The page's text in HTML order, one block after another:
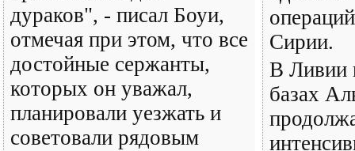
дураков", - писал Боуи,
отмечая при этом, что все
достойные сержанты,
которых он уважал,
планировали уезжать и
советовали рядовым
Сирии.
В Ливии
базах